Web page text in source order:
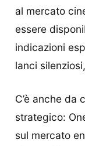
al mercato
essere
indicazioni
lanci
C’è anche da
strategico:
sul mercato